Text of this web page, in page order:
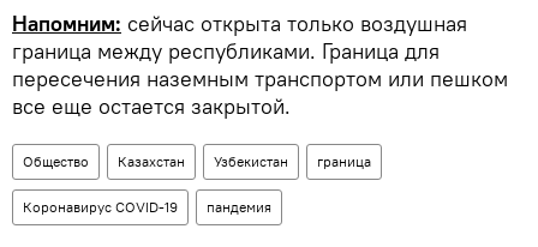
Напомним: сейчас открыта только воздушная
граница между республиками. Граница для
пересечения наземным транспортом или пешком
все еще остается закрытой.
Общество Казахстан Узбекистан граница
Коронавирус COVID-19 пандемия